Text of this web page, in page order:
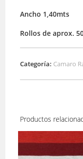
Ancho 1,40mts
Rollos de aprox.
Categoría: Camaro
Productos